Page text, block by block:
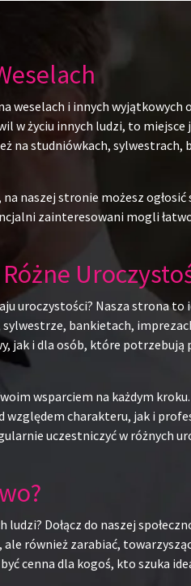
i innych wyjątkowych
w życiu innych ludzi, to
na studniówkach, sylwestrach,
naszej stronie możesz
zainteresowani mogli łatwo
uroczystości? Nasza strona to
bankietach,
jak i dla osób, które
wsparciem na każdym
względem charakteru, jak i
uczestniczyć w różnych
Dołącz do naszej
również zarabiać,
cenna dla kogoś, kto szuka